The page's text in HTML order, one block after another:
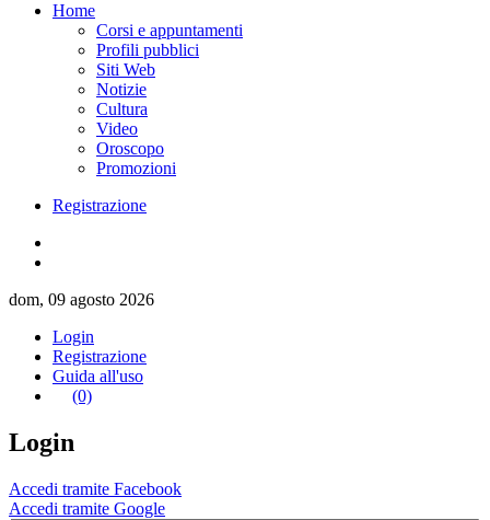
Home
Corsi e appuntamenti
Profili pubblici
Siti Web
Notizie
Cultura
Video
Oroscopo
Promozioni
Registrazione
dom, 09 agosto 2026
Login
Registrazione
Guida all'uso
(0)
Login
Accedi tramite Facebook
Accedi tramite Google